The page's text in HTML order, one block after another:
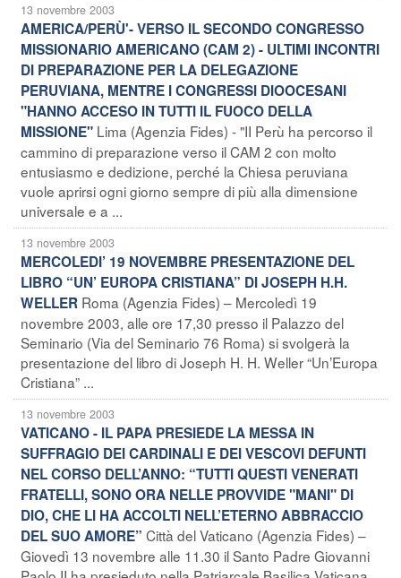
13 novembre 2003
AMERICA/PERÙ'- VERSO IL SECONDO CONGRESSO
MISSIONARIO AMERICANO (CAM 2) - ULTIMI INCONTRI
DI PREPARAZIONE PER LA DELEGAZIONE
PERUVIANA, MENTRE I CONGRESSI DIOOCESANI
"HANNO ACCESO IN TUTTI IL FUOCO DELLA
MISSIONE" Lima (Agenzia Fides) - "II Perù ha percorso il
cammino di preparazione verso il CAM 2 con molto
entusiasmo e dedizione, perché la Chiesa peruviana
vuole aprirsi ogni giorno sempre di più alla dimensione
universale e a ...
13 novembre 2003
MERCOLEDI’ 19 NOVEMBRE PRESENTAZIONE DEL
LIBRO “UN’ EUROPA CRISTIANA” DI JOSEPH H.H.
WELLER Roma (Agenzia Fides) – Mercoledì 19
novembre 2003, alle ore 17,30 presso il Palazzo del
Seminario (Via del Seminario 76 Roma) si svolgerà la
presentazione del libro di Joseph H. H. Weller “Un’Europa
Cristiana” ...
13 novembre 2003
VATICANO - IL PAPA PRESIEDE LA MESSA IN
SUFFRAGIO DEI CARDINALI E DEI VESCOVI DEFUNTI
NEL CORSO DELL’ANNO: “TUTTI QUESTI VENERATI
FRATELLI, SONO ORA NELLE PROVVIDE "MANI" DI
DIO, CHE LI HA ACCOLTI NELL’ETERNO ABBRACCIO
DEL SUO AMORE” Città del Vaticano (Agenzia Fides) –
Giovedì 13 novembre alle 11.30 il Santo Padre Giovanni